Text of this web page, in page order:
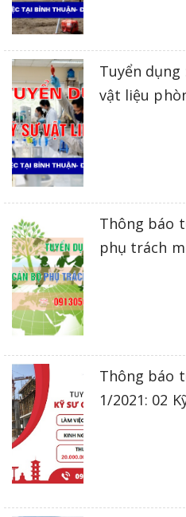
Tuyển dụng
vật liệu
Thông báo
phụ trách
Thông báo
1/2021: 02